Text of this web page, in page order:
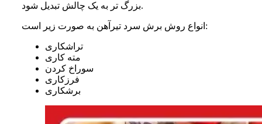
بزرگ‌ تر به یک چالش تبدیل شود.
انواع روش برش سرد تیرآهن به صورت زیر است:
تراشکاری
مته کاری
سوراخ کردن
فرزکاری
برشکاری